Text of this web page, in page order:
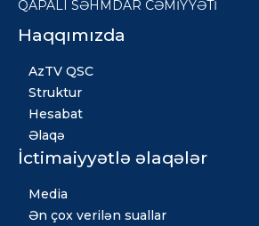
QAPALI SƏHMDAR CƏMİYYƏTİ
Haqqımızda
AzTV QSC
Struktur
Hesabat
Əlaqə
İctimaiyyətlə əlaqələr
Media
Ən çox verilən suallar